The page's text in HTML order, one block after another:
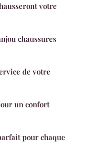
votre
chaussures
de votre
un confort
pour chaque